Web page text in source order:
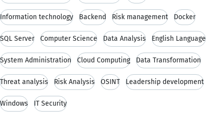
Information technology Backend Risk management Docker
SQL Server Computer Science Data Analysis English Language
System Administration Cloud Computing Data Transformation
Threat analysis Risk Analysis OSINT Leadership development
Windows IT Security